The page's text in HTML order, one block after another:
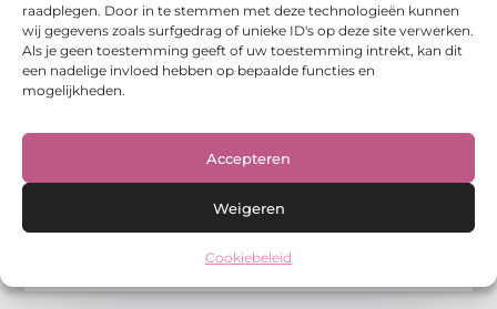
raadplegen. Door in te stemmen met deze technologieën kunnen
wij gegevens zoals surfgedrag of unieke ID's op deze site verwerken.
Als je geen toestemming geeft of uw toestemming intrekt, kan dit
een nadelige invloed hebben op bepaalde functies en
mogelijkheden.
Accepteren
Weigeren
Cookiebeleid
Waarom Je Een Slotenmaker Nodig Hebt
bewoners en bedrijven in Vlissingen In de prachtige
havenstad Vlissingen, kan het voorkomen dat je jezelf